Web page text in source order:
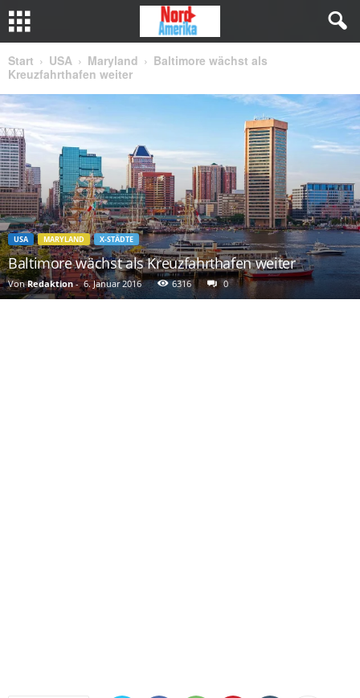
Start USA Maryland
Baltimore wächst als
Kreuzfahrthafen weiter
USA MARYLAND X-STÄDTE
Baltimore wächst als Kreuzfahrthafen weiter
Von Redaktion- 6. Januar 2016 6316 0